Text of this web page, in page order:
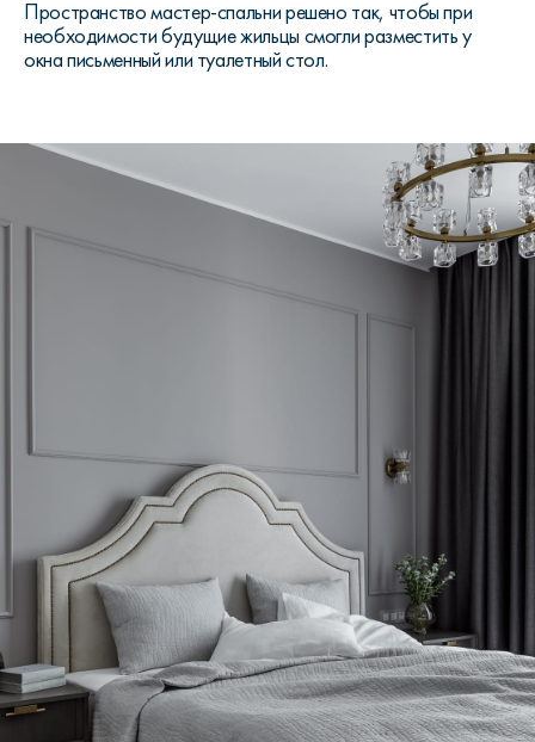
Пространство мастер-спальни решено так, чтобы при
необходимости будущие жильцы смогли разместить у
окна письменный или туалетный стол.